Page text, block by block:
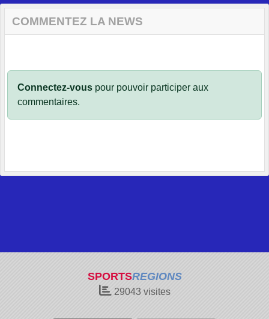
COMMENTEZ LA NEWS
Connectez-vous pour pouvoir participer aux
commentaires.
SPORTSREGIONS
29043visites